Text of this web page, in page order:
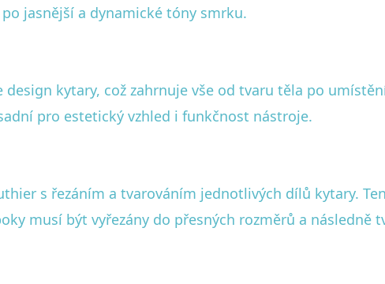
jasnější a dynamické tóny smrku.
kytary, což zahrnuje vše od tvaru těla po
pro estetický vzhled i funkčnost nástroje.
s řezáním a tvarováním jednotlivých dílů kytary.
musí být vyřezány do přesných rozměrů a následně